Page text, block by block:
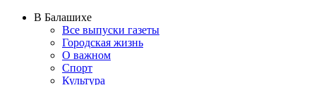
В Балашихе
Все выпуски газеты
Городская жизнь
О важном
Спорт
Культура